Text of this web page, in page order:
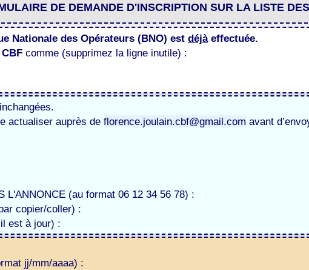
DE DEMANDE D'INSCRIPTION SUR LA LISTE
Nationale des Opérateurs (BNO) est déjàeffectuée.
comme (supprimez la ligne inutile) :
actualiser auprès de florence.joulain.cbf@gmail.com avant
L'ANNONCE (au format 06 12 34 56 78) :
copier/coller) :
est à jour) :
jj/mm/aaaa) :